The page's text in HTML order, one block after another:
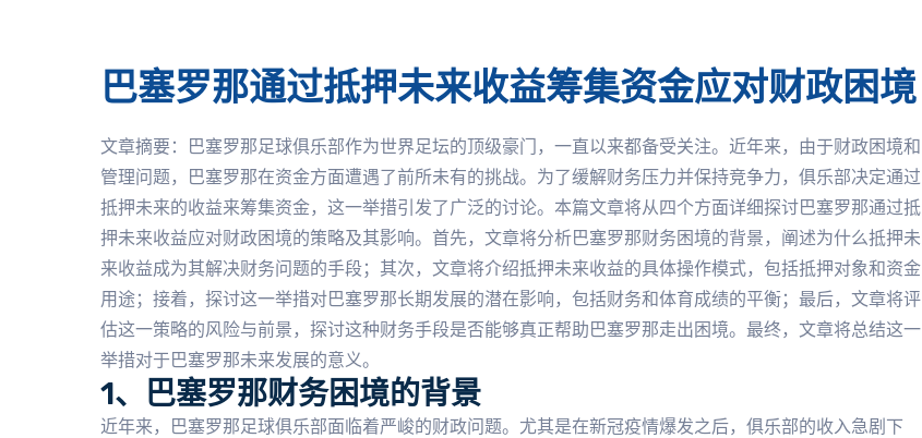
巴塞罗那通过抵押未来收益筹集资金应对财政困境
文章摘要：巴塞罗那足球俱乐部作为世界足坛的顶级豪门，一直以来都备受关注。近年来，由于财政困境和
管理问题，巴塞罗那在资金方面遭遇了前所未有的挑战。为了缓解财务压力并保持竞争力，俱乐部决定通过
抵押未来的收益来筹集资金，这一举措引发了广泛的讨论。本篇文章将从四个方面详细探讨巴塞罗那通过抵
押未来收益应对财政困境的策略及其影响。首先，文章将分析巴塞罗那财务困境的背景，阐述为什么抵押未
来收益成为其解决财务问题的手段；其次，文章将介绍抵押未来收益的具体操作模式，包括抵押对象和资金
用途；接着，探讨这一举措对巴塞罗那长期发展的潜在影响，包括财务和体育成绩的平衡；最后，文章将评
估这一策略的风险与前景，探讨这种财务手段是否能够真正帮助巴塞罗那走出困境。最终，文章将总结这一
举措对于巴塞罗那未来发展的意义。
1、巴塞罗那财务困境的背景
近年来，巴塞罗那足球俱乐部面临着严峻的财政问题。尤其是在新冠疫情爆发之后，俱乐部的收入急剧下